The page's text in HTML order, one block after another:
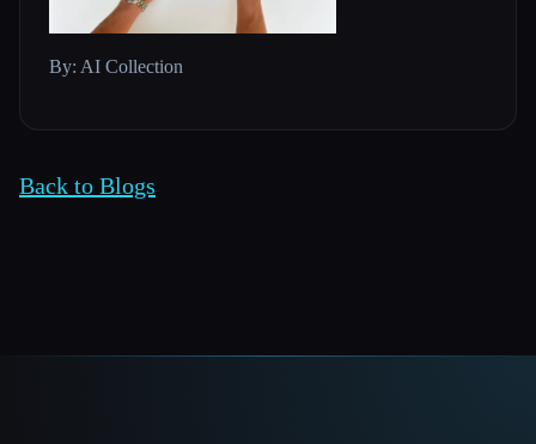
By: AI Collection
Back to Blogs